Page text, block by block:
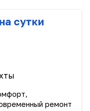
сутки
ремонт